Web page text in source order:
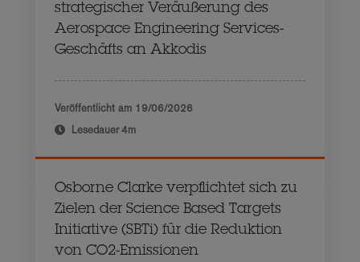
strategischer Veräußerung des
Aerospace Engineering Services-
Geschäfts an Akkodis
Veröffentlicht am 19/06/2026
Lesedauer 4m
Osborne Clarke verpflichtet sich zu
Zielen der Science Based Targets
Initiative (SBTi) für die Reduktion
von CO2-Emissionen